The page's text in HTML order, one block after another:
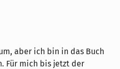
aber ich bin in das Buch
Für mich bis jetzt der